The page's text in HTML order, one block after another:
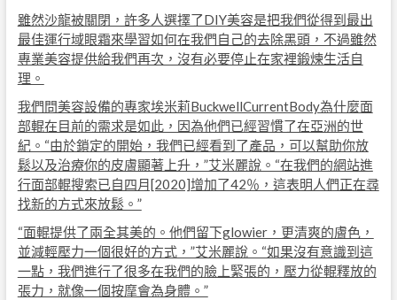
雖然沙龍被關閉，許多人選擇了DIY美容是把我們從得到最出
最佳運行域眼霜來學習如何在我們自己的去除黑頭，不過雖然
專業美容提供給我們再次，沒有必要停止在家裡鍛煉生活自
理。
我們問美容設備的專家埃米莉BuckwellCurrentBody為什麼面
部輥在目前的需求是如此，因為他們已經習慣了在亞洲的世
紀。“由於鎖定的開始，我們已經看到了產品，可以幫助你放
鬆以及治療你的皮膚顯著上升，”艾米麗說。“在我們的網站進
行面部輥搜索已自四月[2020]增加了42％，這表明人們正在尋
找新的方式來放鬆。”
“面輥提供了兩全其美的。他們留下glowier，更清爽的膚色，
並減輕壓力一個很好的方式，”艾米麗說。“如果沒有意識到這
一點，我們進行了很多在我們的臉上緊張的，壓力從輥釋放的
張力，就像一個按摩會為身體。”